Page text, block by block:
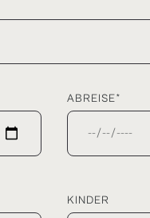
ABREISE*
KINDER